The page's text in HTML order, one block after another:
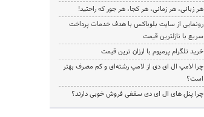
هر زبانی، هر زمانی، هر کجا، هر جور که راحتید!
رونمایی از سایت بلوباکس با هدف خدمات پرداخت
سریع با نازلترین قیمت
خرید تلگرام پرمیوم با ارزان ترین قیمت
چرا لامپ ال ای دی از لامپ رشته‌ای و کم مصرف بهتر
است؟
چرا پنل های ال ای دی سقفی فروش خوبی دارند؟